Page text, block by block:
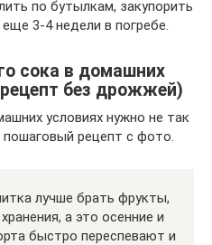
по бутылкам, закупорить
3-4 недели в погребе.
сока в домашних
без дрожжей)
условиях нужно не так
рецепт с фото.
лучше брать фрукты,
а это осенние и
быстро переспевают и